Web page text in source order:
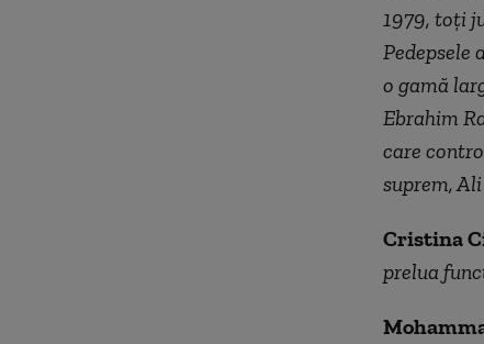
1979, toți
Pedepsele
o gamă
Ebrahim
care
suprem,
Cristina
prelua